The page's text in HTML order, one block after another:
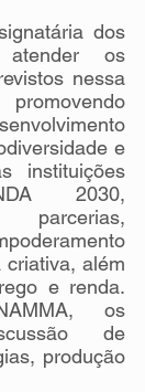
dos
atender os
nessa
e
instituições
2030,
criativa, além
e renda.
os
de
produção